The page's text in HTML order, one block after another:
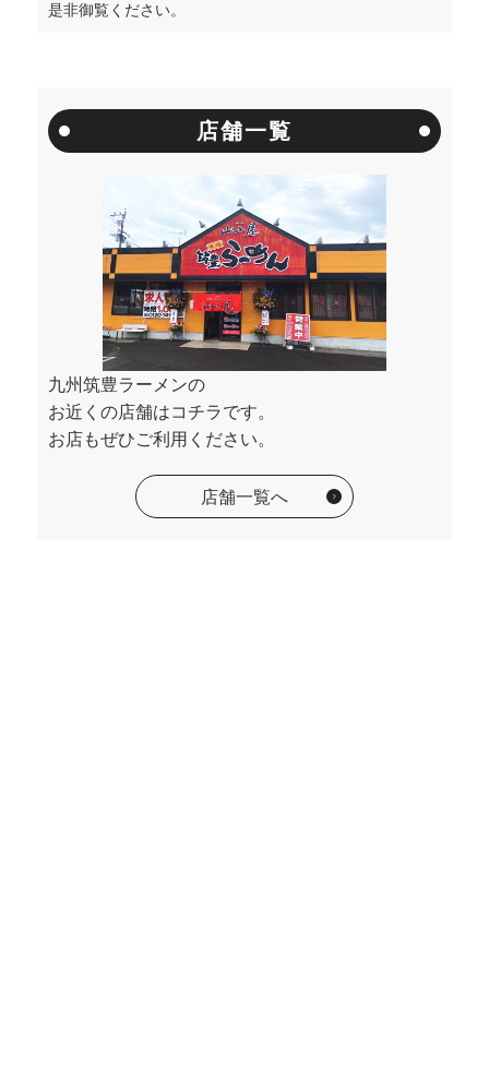
是非御覧ください。
店舗一覧
九州筑豊ラーメンの
お近くの店舗はコチラです。
お店もぜひご利用ください。
店舗一覧へ